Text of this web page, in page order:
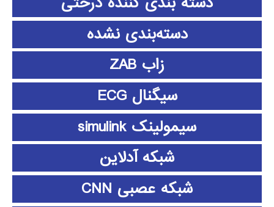
دسته‌بندی نشده
زاب ZAB
سیگنال ECG
سیمولینک simulink
شبکه آدلاین
شبکه عصبی CNN